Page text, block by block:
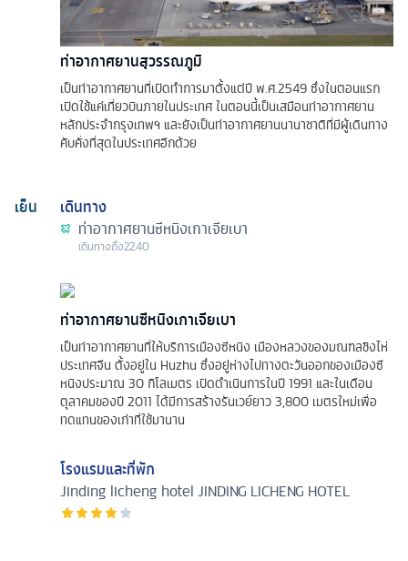
ท่าอากาศยานสุวรรณภูมิ
เป็นท่าอากาศยานที่เปิดทำการมาตั้งแต่ปี พ.ศ.2549 ซึ่งในตอนแรก
เปิดใช้แค่เที่ยวบินภายในประเทศ ในตอนนี้เป็นเสมือนท่าอากาศยาน
หลักประจำกรุงเทพฯ และยังเป็นท่าอากาศยานนานาชาติที่มีผู้เดินทาง
คับคั่งที่สุดในประเทศอีกด้วย
เย็น
เดินทาง
ท่าอากาศยานซีหนิงเกาเจียเบา
เดินทางถึง22.40
ท่าอากาศยานซีหนิงเกาเจียเบา
เป็นท่าอากาศยานที่ให้บริการเมืองซีหนิง เมืองหลวงของมณฑลชิงไห่
ประเทศจีน ตั้งอยู่ใน Huzhu ซึ่งอยู่ห่างไปทางตะวันออกของเมืองซี
หนิงประมาณ 30 กิโลเมตร เปิดดำเนินการในปี 1991 และในเดือน
ตุลาคมของปี 2011 ได้มีการสร้างรันเวย์ยาว 3,800 เมตรใหม่เพื่อ
ทดแทนของเก่าที่ใช้มานาน
โรงแรมและที่พัก
Jinding licheng hotelJINDING LICHENG HOTEL